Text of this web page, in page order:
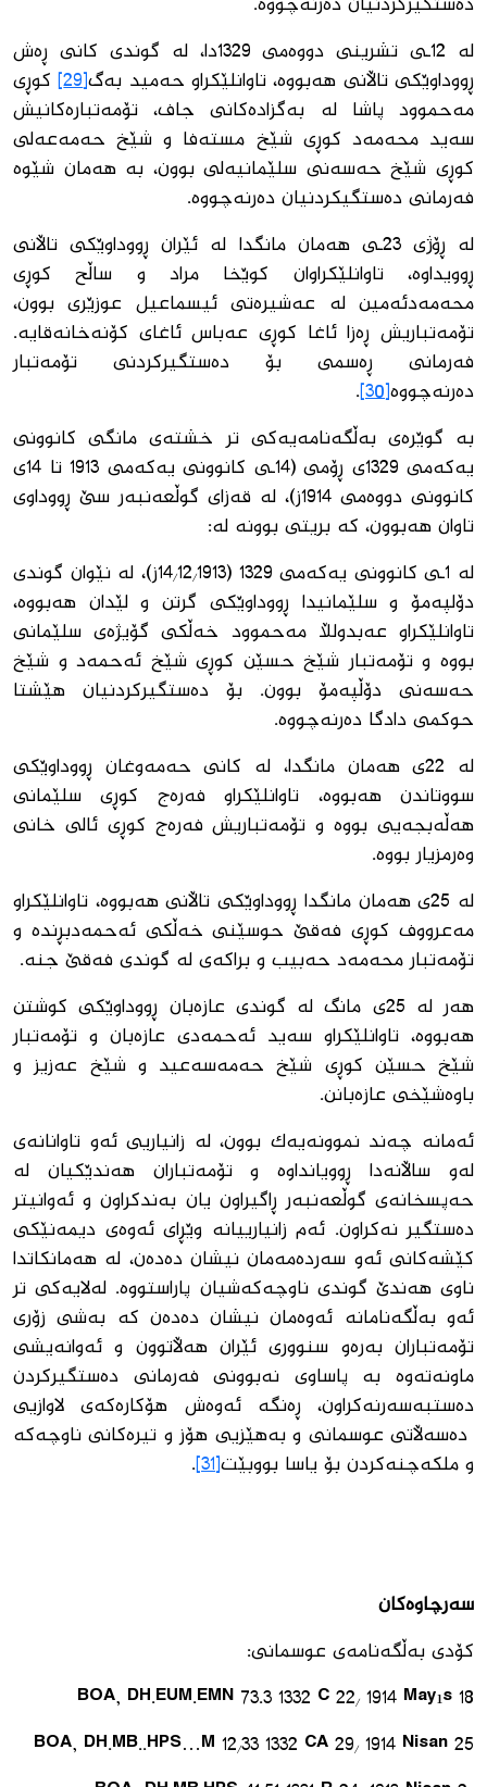
لە 12ـی تشرینی دووەمی 1329دا، لە گوندی كانی ڕەش
ڕووداوێكی تاڵانی هەبووە، تاوانلێكراو حەمید بەگ[29]
كوڕی
مەحموود پاشا لە بەگزادەكانی جاف، تۆمەتبارەكانیش
سەید محەمەد كوڕی شێخ مستەفا و شێخ حەمەعەلی
كوڕی شێخ حەسەنی سلێمانیەلی بوون، بە هەمان شێوە
فەرمانی دەستگیكردنیان دەرنەچووە.
لە ڕۆژی 23ـی هەمان مانگدا لە ئێران ڕووداوێكی تاڵانی
ڕوویداوە، تاوانلێكراوان كوێخا مراد و ساڵح كوڕی
محەمەدئەمین لە عەشیرەتی ئیسماعیل عوزێری بوون،
تۆمەتباریش ڕەزا ئاغا كوڕی عەباس ئاغای كۆنەخانەقایە.
فەرمانی ڕەسمی بۆ دەستگیركردنی تۆمەتبار
دەرنەچووە[30]
.
بە گوێرەی بەڵگەنامەیەكی تر خشتەی مانگی كانوونی
یەكەمی 1329ی ڕۆمی (14ـی كانوونی یەكەمی 1913 تا 14ی
كانوونی دووەمی 1914ز)، لە قەزای گوڵعەنبەر سێ ڕووداوی
تاوان هەبوون، كە بریتی بوونە لە:
لە 1ـی كانوونی یەكەمی 1329 (14/12/1913ز)، لە نێوان گوندی
دۆلپەمۆ و سلێمانیدا ڕووداوێكی گرتن و لێدان هەبووە،
تاوانلێكراو عەبدولڵا مەحموود خەڵكی گۆیژەی سلێمانی
بووە و تۆمەتبار شێخ حسێن كوڕی شێخ ئەحمەد و شێخ
حەسەنی دۆڵپەمۆ بوون. بۆ دەستگیركردنیان هێشتا
حوكمی دادگا دەرنەچووە.
لە 22ی هەمان مانگدا، لە كانی حەمەوغان ڕووداوێكی
سووتاندن هەبووە، تاوانلێكراو فەرەج كوڕی سلێمانی
هەڵەبجەیی بووە و تۆمەتباریش فەرەج كوڕی ئالی خانی
وەرمزیار بووە.
لە 25ی هەمان مانگدا ڕووداوێكی تاڵانی هەبووە، تاوانلێكراو
مەعرووف كوڕی فەقێ حوسێنی خەڵكی ئەحمەدبڕندە و
تۆمەتبار محەمەد حەبیب و براكەی لە گوندی فەقێ جنە.
هەر لە 25ی مانگ لە گوندی عازەبان ڕووداوێكی كوشتن
هەبووە، تاوانلێكراو سەید ئەحمەدی عازەبان و تۆمەتبار
شێخ حسێن كوڕی شێخ حەمەسەعید و شێخ عەزیز و
باوەشێخی عازەبانن.
ئەمانە چەند نموونەیەك بوون، لە زانیاریی ئەو تاوانانەی
لەو ساڵانەدا ڕوویانداوە و تۆمەتباران هەندێكیان لە
حەپسخانەی گوڵعەنبەر ڕاگیراون یان بەندكراون و ئەوانیتر
دەستگیر نەكراون. ئەم زانیارییانە وێڕای ئەوەی دیمەنێكی
كێشەكانی ئەو سەردەمەمان نیشان دەدەن، لە هەمانكاتدا
ناوی هەندێ گوندی ناوچەكەشیان پاراستووە. لەلایەكی تر
ئەو بەڵگەنامانە ئەوەمان نیشان دەدەن كە بەشی زۆری
تۆمەتباران بەرەو سنووری ئێران هەڵاتوون و ئەوانەیشی
ماونەتەوە بە پاساوی نەبوونی فەرمانی دەستگیركردن
دەستبەسەرنەكراون، ڕەنگە ئەوەش هۆكارەكەی لاوازیی
دەسەڵاتی عوسمانی و بەهێزیی هۆز و تیرەكانی ناوچەكە
و ملكەچنەكردن بۆ یاسا بووبێت[31]
.
سەرچاوەكان
كۆدی بەڵگەنامەی عوسمانی:
BOA, DH.EUM.EMN 73.3 1332 C 22/ 1914 Mayıs 18
BOA, DH.MB..HPS…M 12/33 1332 CA 29/ 1914 Nisan 25